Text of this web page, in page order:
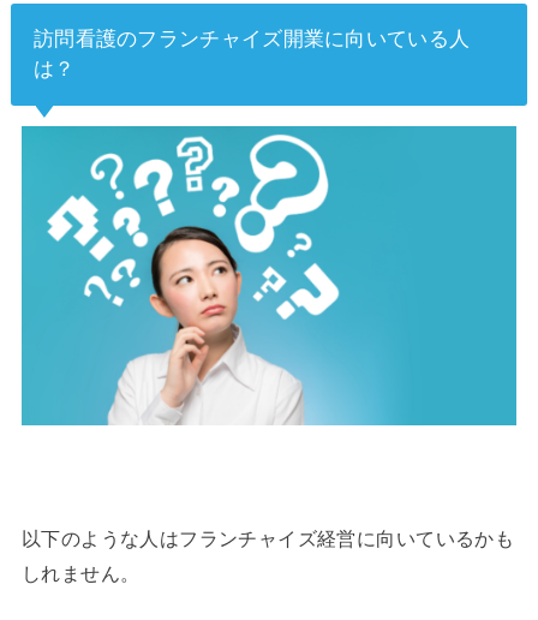
訪問看護のフランチャイズ開業に向いている人
は？
以下のような人はフランチャイズ経営に向いているかも
しれません。